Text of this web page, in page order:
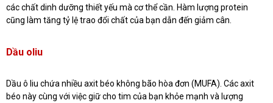
các chất dinh dưỡng thiết yếu mà cơ thể cần. Hàm lượng protein
cũng làm tăng tỷ lệ trao đổi chất của bạn dẫn đến giảm cân.
Dầu oliu
Dầu ô liu chứa nhiều axit béo không bão hòa đơn (MUFA). Các axit
béo này cùng với việc giữ cho tim của bạn khỏe mạnh và lượng